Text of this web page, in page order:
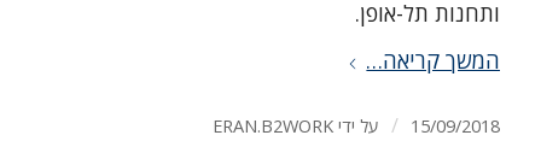
ותחנות תל-אופן.
המשך קריאה…
15/09/2018
/ על ידי ERAN.B2WORK